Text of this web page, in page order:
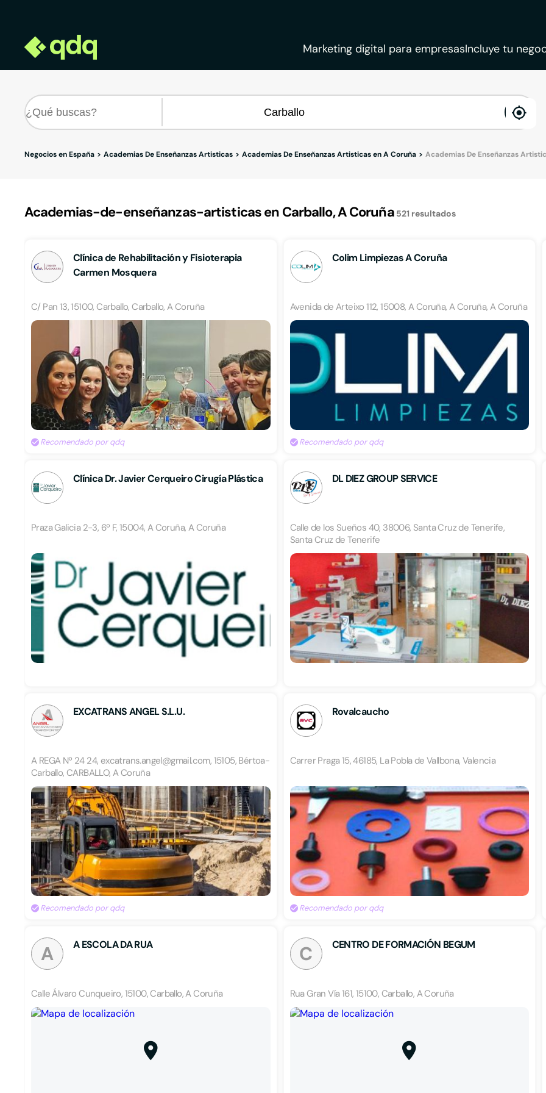
Marketing digital para empresasIncluye tu
Negocios en España Academias De Enseñanzas Artisticas Academias De Enseñanzas Artisticas en A Coruña Academias De Enseñanzas
Academias-de-enseñanzas-artisticas en Carballo, A Coruña 521 resultados
Clínica de Rehabilitación y Fisioterapia
Carmen Mosquera
C/ Pan 13, 15100, Carballo, Carballo, A Coruña
Recomendado por qdq
Colim Limpiezas A Coruña
Avenida de Arteixo 112, 15008, A Coruña, A Coruña, A Coruña
Recomendado por qdq
Clínica Dr. Javier Cerqueiro Cirugía Plástica
Praza Galicia 2-3, 6º F, 15004, A Coruña, A Coruña
DL DIEZ GROUP SERVICE
Calle de los Sueños 40, 38006, Santa Cruz de Tenerife,
Santa Cruz de Tenerife
EXCATRANS ANGEL S.L.U.
A REGA Nº 24 24, excatrans.angel@gmail.com, 15105, Bértoa-
Carballo, CARBALLO, A Coruña
Recomendado por qdq
Rovalcaucho
Carrer Praga 15, 46185, La Pobla de Vallbona, Valencia
Recomendado por qdq
A A ESCOLA DA RUA
Calle Álvaro Cunqueiro, 15100, Carballo, A Coruña
C CENTRO DE FORMACIÓN BEGUM
Rua Gran Vía 161, 15100, Carballo, A Coruña